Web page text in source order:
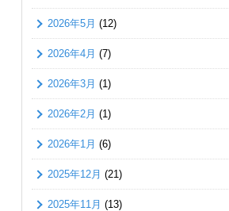
2026年5月 (12)
2026年4月 (7)
2026年3月 (1)
2026年2月 (1)
2026年1月 (6)
2025年12月 (21)
2025年11月 (13)